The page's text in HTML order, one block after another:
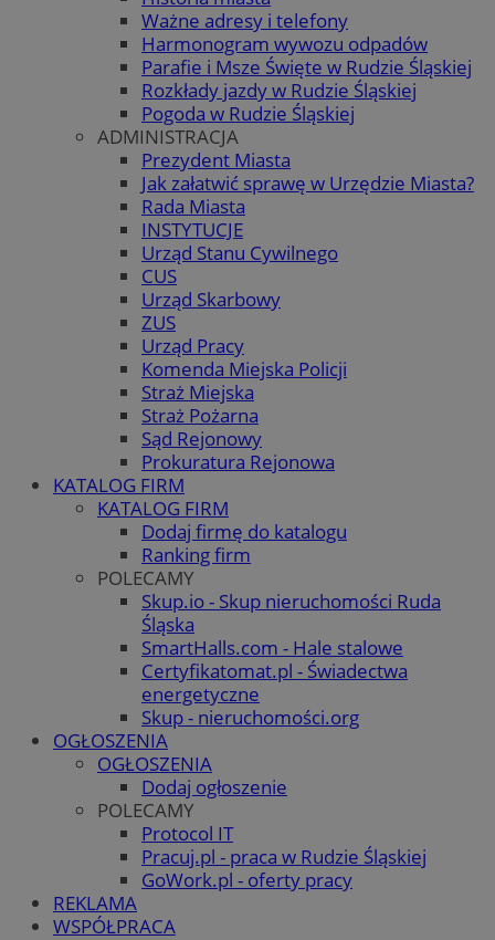
Ważne adresy i telefony
Harmonogram wywozu odpadów
Parafie i Msze Święte w Rudzie Śląskiej
Rozkłady jazdy w Rudzie Śląskiej
Pogoda w Rudzie Śląskiej
ADMINISTRACJA
Prezydent Miasta
Jak załatwić sprawę w Urzędzie Miasta?
Rada Miasta
INSTYTUCJE
Urząd Stanu Cywilnego
CUS
Urząd Skarbowy
ZUS
Urząd Pracy
Komenda Miejska Policji
Straż Miejska
Straż Pożarna
Sąd Rejonowy
Prokuratura Rejonowa
KATALOG FIRM
KATALOG FIRM
Dodaj firmę do katalogu
Ranking firm
POLECAMY
Skup.io - Skup nieruchomości Ruda
Śląska
SmartHalls.com - Hale stalowe
Certyfikatomat.pl - Świadectwa
energetyczne
Skup - nieruchomości.org
OGŁOSZENIA
OGŁOSZENIA
Dodaj ogłoszenie
POLECAMY
Protocol IT
Pracuj.pl - praca w Rudzie Śląskiej
GoWork.pl - oferty pracy
REKLAMA
WSPÓŁPRACA